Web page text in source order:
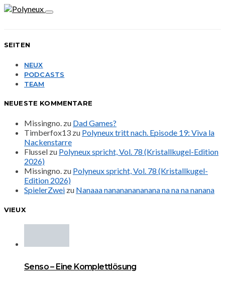
SEITEN
NEUX
PODCASTS
TEAM
NEUESTE KOMMENTARE
Missingno. zu Dad Games?
Timberfox13 zu Polyneux tritt nach. Episode 19: Viva la
Nackenstarre
Flussel zu Polyneux spricht, Vol. 78 (Kristallkugel-Edition
2026)
Missingno. zu Polyneux spricht, Vol. 78 (Kristallkugel-
Edition 2026)
SpielerZwei zu Nanaaa nanananananana na na na nanana
VIEUX
Senso – Eine Komplettlösung